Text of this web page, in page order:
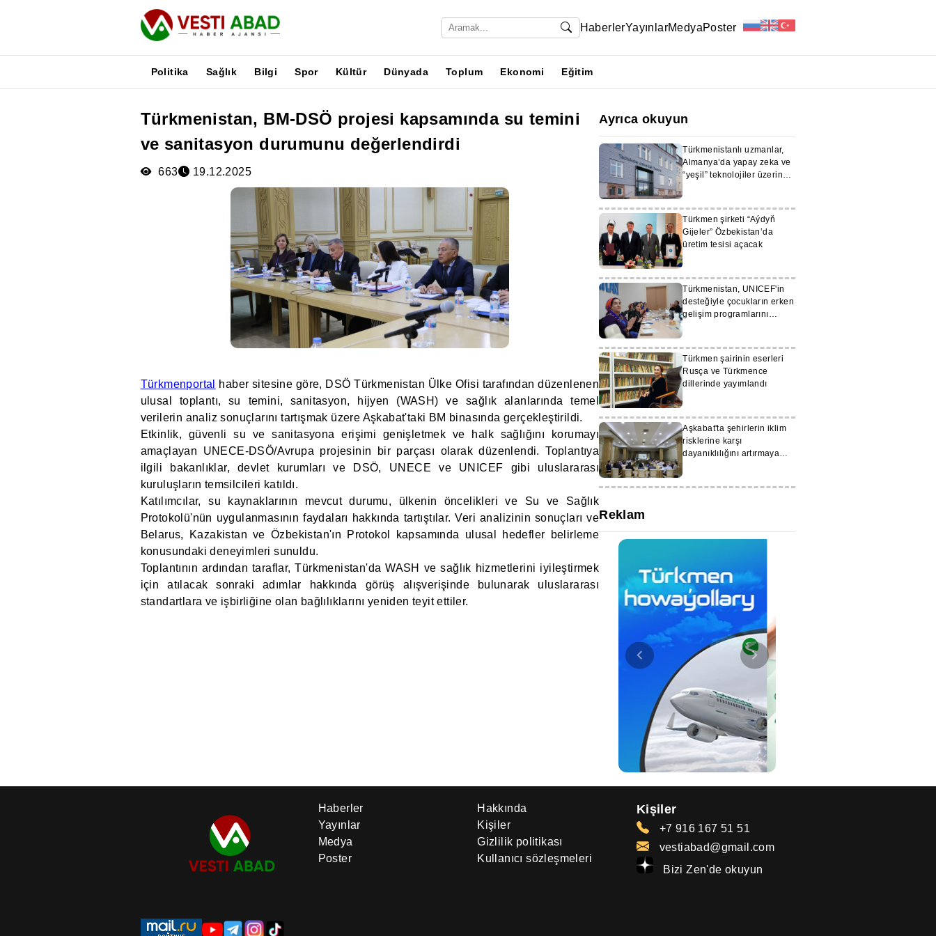
HaberlerYayınlarMedyaPoster
Politika Sağlık Bilgi Spor Kültür Dünyada Toplum Ekonomi Eğitim
Türkmenistan, BM-DSÖ projesi kapsamında su temini
ve sanitasyon durumunu değerlendirdi
663 19.12.2025
Türkmenportal
haber sitesine göre, DSÖ Türkmenistan Ülke Ofisi tarafından düzenlenen
ulusal toplantı, su temini, sanitasyon, hijyen (WASH) ve sağlık alanlarında temel
verilerin analiz sonuçlarını tartışmak üzere Aşkabat'taki BM binasında gerçekleştirildi.
Etkinlik, güvenli su ve sanitasyona erişimi genişletmek ve halk sağlığını korumayı
amaçlayan UNECE-DSÖ/Avrupa projesinin bir parçası olarak düzenlendi. Toplantıya
ilgili bakanlıklar, devlet kurumları ve DSÖ, UNECE ve UNICEF gibi uluslararası
kuruluşların temsilcileri katıldı.
Katılımcılar, su kaynaklarının mevcut durumu, ülkenin öncelikleri ve Su ve Sağlık
Protokolü'nün uygulanmasının faydaları hakkında tartıştılar. Veri analizinin sonuçları ve
Belarus, Kazakistan ve Özbekistan'ın Protokol kapsamında ulusal hedefler belirleme
konusundaki deneyimleri sunuldu.
Toplantının ardından taraflar, Türkmenistan'da WASH ve sağlık hizmetlerini iyileştirmek
için atılacak sonraki adımlar hakkında görüş alışverişinde bulunarak uluslararası
standartlara ve işbirliğine olan bağlılıklarını yeniden teyit ettiler.
Ayrıca okuyun
Türkmenistanlı uzmanlar,
Almanya’da yapay zeka ve
“yeşil” teknolojiler üzerine
Türkmen şirketi “Aýdyň
Gijeler” Özbekistan’da
üretim tesisi açacak
Türkmenistan, UNICEF'in
desteğiyle çocukların erken
gelişim programlarını
Türkmen şairinin eserleri
Rusça ve Türkmence
dillerinde yayımlandı
Aşkabat'ta şehirlerin iklim
risklerine karşı
dayanıklılığını artırmaya
Reklam
Haberler
Yayınlar
Medya
Poster
Hakkında
Kişiler
Gizlilik politikası
Kullanıcı sözleşmeleri
Kişiler
+7 916 167 51 51
vestiabad@gmail.com
Bizi Zen'de okuyun